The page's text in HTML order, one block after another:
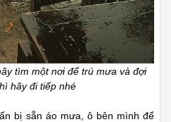
tìm một nơi để trú mưa và đợi
hãy đi tiếp nhé
bị sẵn áo mưa, ô bên mình để